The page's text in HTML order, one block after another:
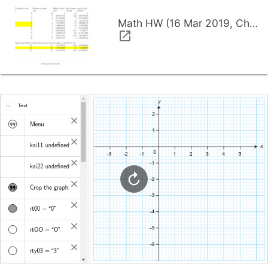
Math HW (16 Mar 2019, Chow Wai Chuen, 11243566).pdf